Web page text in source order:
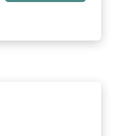
ちろん小型なが
な曲線状の脚部分
ます。動画撮影時
。 / ✅【多岐にわ